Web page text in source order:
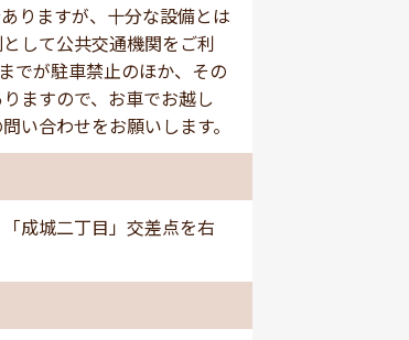
りますが、十分な設備とは
して公共交通機関をご利
でが駐車禁止のほか、その
ますので、お車でお越し
い合わせをお願いします。
成城二丁目」交差点を右